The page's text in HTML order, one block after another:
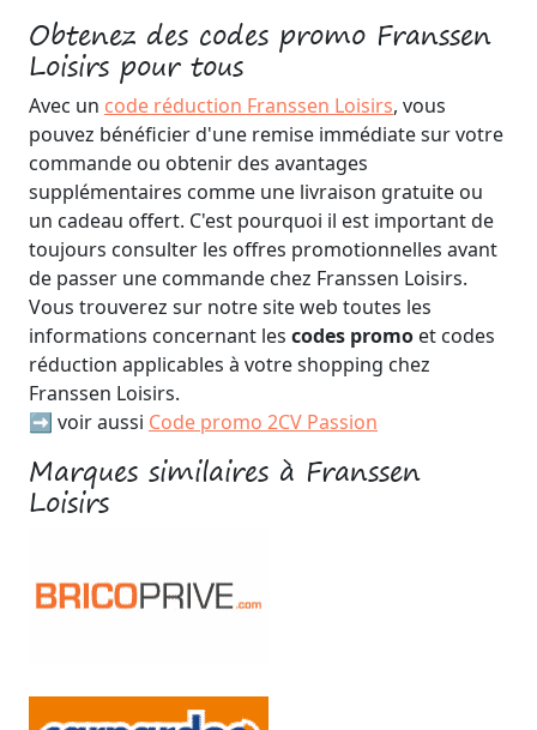
Obtenez des codes promo Franssen
Loisirs pour tous
Avec un code réduction Franssen Loisirs, vous
pouvez bénéficier d'une remise immédiate sur votre
commande ou obtenir des avantages
supplémentaires comme une livraison gratuite ou
un cadeau offert. C'est pourquoi il est important de
toujours consulter les offres promotionnelles avant
de passer une commande chez Franssen Loisirs.
Vous trouverez sur notre site web toutes les
informations concernant les codes promo et codes
réduction applicables à votre shopping chez
Franssen Loisirs.
➡️ voir aussi Code promo 2CV Passion
Marques similaires à Franssen
Loisirs